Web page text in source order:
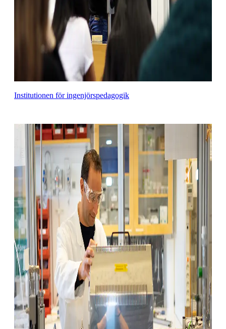
Institutionen för ingenjörspedagogik